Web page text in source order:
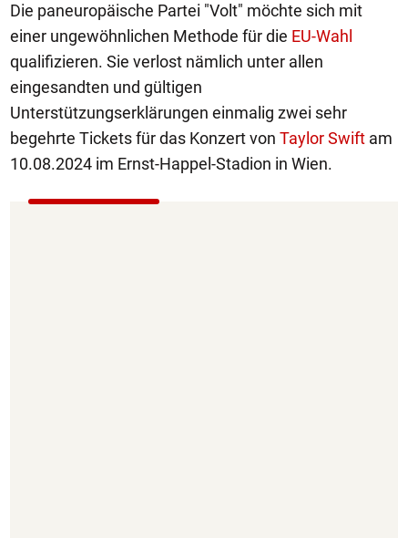
Die paneuropäische Partei "Volt" möchte sich mit
einer ungewöhnlichen Methode für die EU-Wahl
qualifizieren. Sie verlost nämlich unter allen
eingesandten und gültigen
Unterstützungserklärungen einmalig zwei sehr
begehrte Tickets für das Konzert von Taylor Swift am
10.08.2024 im Ernst-Happel-Stadion in Wien.